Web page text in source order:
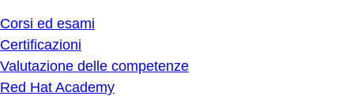
Corsi ed esami
Certificazioni
Valutazione delle competenze
Red Hat Academy